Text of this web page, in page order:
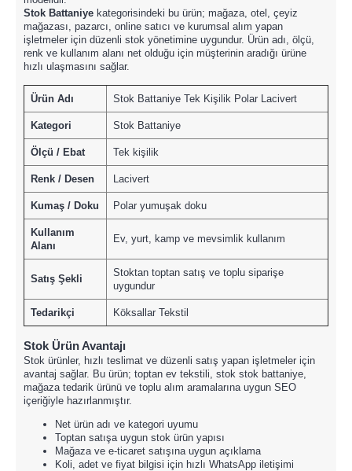
Stok Battaniye kategorisindeki bu ürün; mağaza, otel, çeyiz
mağazası, pazarcı, online satıcı ve kurumsal alım yapan
işletmeler için düzenli stok yönetimine uygundur. Ürün adı, ölçü,
renk ve kullanım alanı net olduğu için müşterinin aradığı ürüne
hızlı ulaşmasını sağlar.
Ürün Adı Stok Battaniye Tek Kişilik Polar Lacivert
Kategori Stok Battaniye
Ölçü / Ebat Tek kişilik
Renk / Desen Lacivert
Kumaş / Doku Polar yumuşak doku
Kullanım
Alanı
Ev, yurt, kamp ve mevsimlik kullanım
Satış Şekli
Stoktan toptan satış ve toplu siparişe
uygundur
Tedarikçi Köksallar Tekstil
Stok Ürün Avantajı
Stok ürünler, hızlı teslimat ve düzenli satış yapan işletmeler için
avantaj sağlar. Bu ürün; toptan ev tekstili, stok stok battaniye,
mağaza tedarik ürünü ve toplu alım aramalarına uygun SEO
içeriğiyle hazırlanmıştır.
Net ürün adı ve kategori uyumu
Toptan satışa uygun stok ürün yapısı
Mağaza ve e-ticaret satışına uygun açıklama
Koli, adet ve fiyat bilgisi için hızlı WhatsApp iletişimi